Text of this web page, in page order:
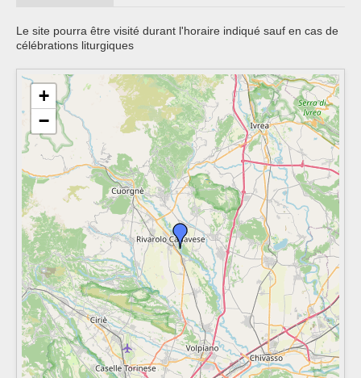
Le site pourra être visité durant l'horaire indiqué sauf en cas de
célébrations liturgiques
+
−